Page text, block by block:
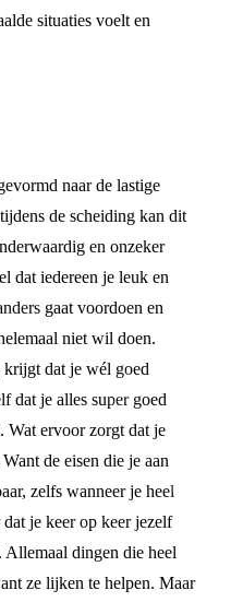
situaties voelt en
naar de lastige
de scheiding kan dit
en onzeker
dat iedereen je leuk en
gaat voordoen en
niet wil doen.
krijgt dat je wél goed
dat je alles super goed
Wat ervoor zorgt dat je
de eisen die je aan
zelfs wanneer je heel
je keer op keer jezelf
Allemaal dingen die heel
ze lijken te helpen. Maar